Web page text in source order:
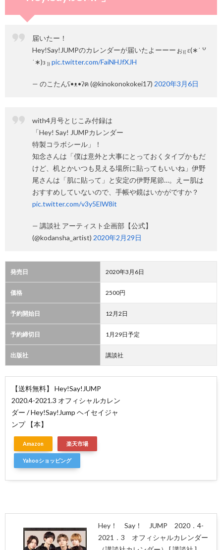
届いたー！
Hey!Say!JUMPのカレンダーが届いたよーーーぉ₍₍ ε(∗˙ ꒵
˙∗)з ₎₎pic.twitter.com/FaiNHJfXJH
— のこたんʕ•ᴥ•ʔฅ (@kinokonokokei17) 2020年3月6日
with4月号とじこみ付録は
「Hey! Say! JUMPカレンダー
特製コラボシール」！
知念さんは「僕は意外と大事にとっておくタイプかもだ
けど、机とかいつも見える場所に貼ってもいいね」伊野
尾さんは「肌に貼って」と安定の伊野尾節…。えー肌は
おすすめしていないので、手帳や鏡はいかがですか？
pic.twitter.com/v3y5ElW8it
— 講談社 アーティスト企画部【公式】
(@kodansha_artist) 2020年2月29日
発売日 2020年3月6日
価格 2500円
予約開始日 12月2日
予約締切日 1月29日予定
出版社 講談社
【送料無料】 Hey!Say!JUMP
2020.4-2021.3 オフィシャルカレン
ダー / Hey!Say!Jump ヘイセイジャ
ンプ 【本】
Amazon 楽天市場
Yahooショッピング
Hey！ Say！ JUMP 2020．4-
2021．3 オフィシャルカレンダー